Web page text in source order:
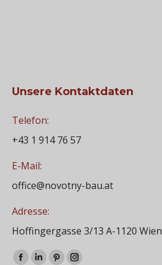
Unsere Kontaktdaten
Telefon:
+43 1 914 76 57
E-Mail:
office@novotny-bau.at
Adresse:
Hoffingergasse 3/13 A-1120 Wien
Finden Sie uns auf: